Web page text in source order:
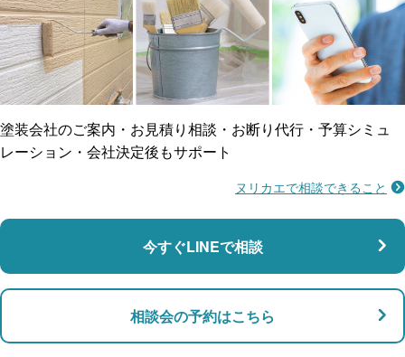
ご近所トラブルに
賠償保険
支払い対応
防水工事
マンション・アパート対応
店舗・事務所対応
塗装会社のご案内・お見積り相談・お断り代行・予算シミュ
レーション・会社決定後もサポート
ヌリカエで相談できること
今すぐLINEで相談
相談会の予約はこちら